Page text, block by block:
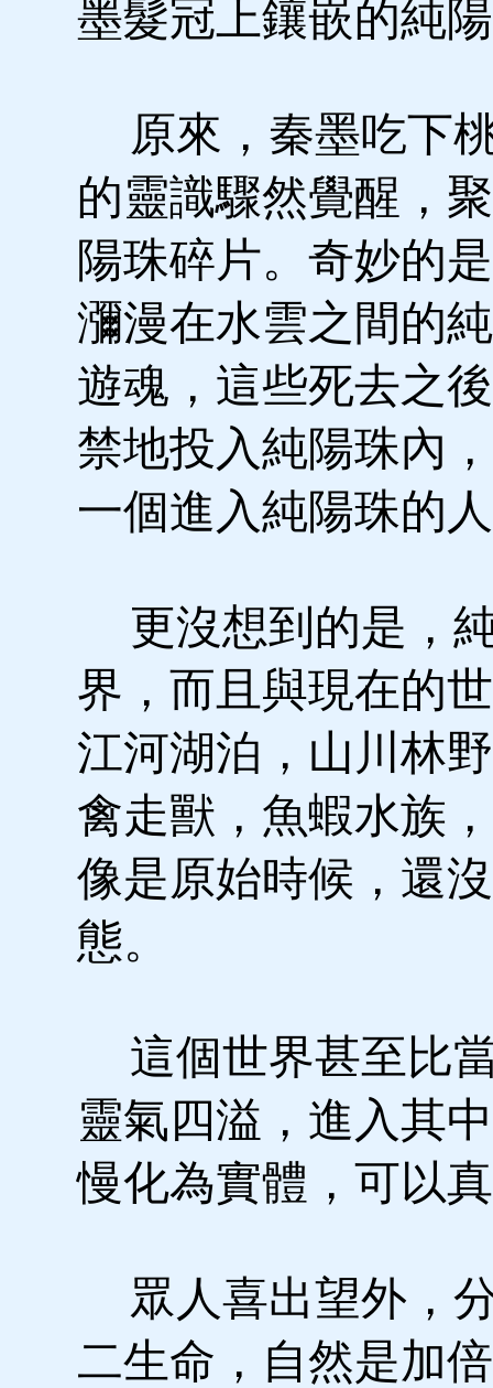
墨髮冠上鑲嵌的純
原來，秦墨吃下
的靈識驟然覺醒，
陽珠碎片。奇妙的
瀰漫在水雲之間的
遊魂，這些死去之
禁地投入純陽珠內
一個進入純陽珠的
更沒想到的是，
界，而且與現在的
江河湖泊，山川林
禽走獸，魚蝦水族
像是原始時候，還
態。
這個世界甚至比
靈氣四溢，進入其
慢化為實體，可以
眾人喜出望外，
二生命，自然是加